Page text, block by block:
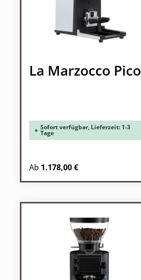
La Marzocco Pico
Sofort verfügbar, Lieferzeit: 1-3
Tage
Regulärer Preis:
Ab 1.178,00 €